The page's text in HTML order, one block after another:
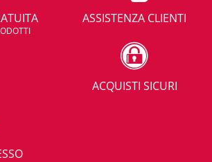
ASSISTENZA CLIENTI
ACQUISTI SICURI